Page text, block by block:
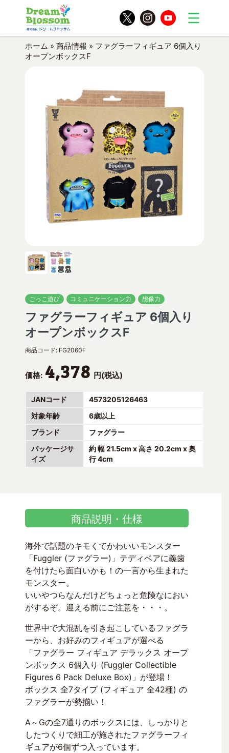
ホーム » 商品情報 » ファグラーフィギュア 6個入り
オープンボックスF
ごっこ遊び コミュニケーション力 想像力
ファグラーフィギュア 6個入り
オープンボックスF
商品コード: FG2060F
価格: 4,378 円(税込)
JANコード
4573205126463
対象年齢
6歳以上
ブランド
ファグラー
パッケージサ
イズ
約 幅 21.5cm x 高さ 20.2cm x 奥
行 4cm
商品説明・仕様
海外で話題のキモくてかわいいモンスター
「Fuggler (ファグラー)」テディベアに義歯
を付けたら面白いかも！の一言から生まれた
モンスター。
いいやつらなんだけどちょっと危険なにおい
がするぞ。迎える前にご注意を・・・。
世界中で大混乱を引き起こしているファグラ
ーから、お好みのフィギュアが選べる
「ファグラー フィギュア デラックス オープ
ンボックス 6個入り (Fuggler Collectible
Figures 6 Pack Deluxe Box)」が登場！
ボックス 全7タイプ (フィギュア 全42種) の
ファグラーが勢揃い！
A～Gの全7通りのボックスには、しっかりと
したつくりで細工が施されたファグラーフィ
ギュアが6個ずつ入っています。